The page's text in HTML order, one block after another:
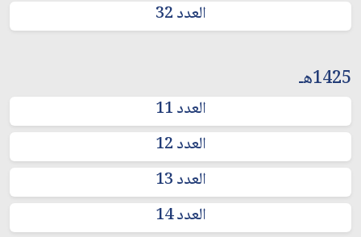
العدد 32
1425هـ
العدد 11
العدد 12
العدد 13
العدد 14